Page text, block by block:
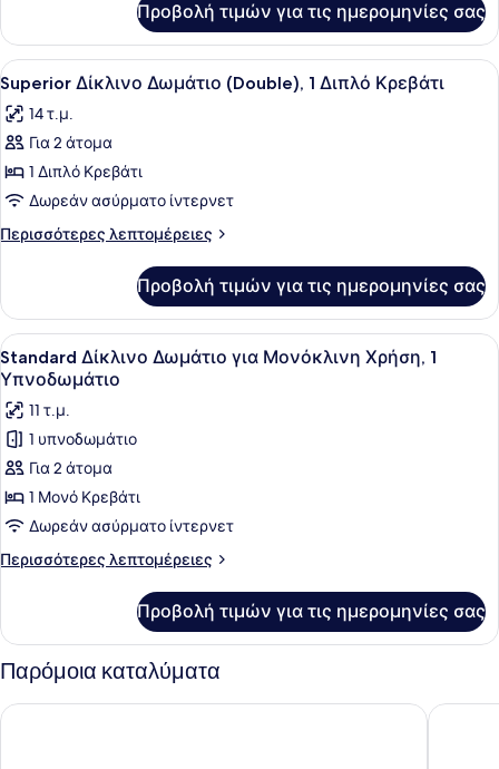
2
Μονά
Κρεβάτια
Δίκλινο
Δωμάτιο
(Twin),
Μονά
Κρεβάτια
Προβολή τιμών για τις ημερομηνίες σας
Προβολή
όλων
των
φωτογραφιών
για
Superior
Δίκλινο
Δωμάτιο
1
Διπλό
Κρεβάτι
Ένα δωμάτιο ξενοδοχείου με ένα
5
Superior Δίκλινο Δωμάτιο (Double), 1 Διπλό Κρεβάτι
14 τ.μ.
Για 2 άτομα
1 Διπλό Κρεβάτι
Δωρεάν ασύρματο ίντερνετ
Περισσότερες λεπτομέρειες
Περισσότερες
Δίκλινο
Δωμάτιο
(Double),
1
Διπλό
Κρεβάτι
Προβολή τιμών για τις ημερομηνίες σας
Προβολή
όλων
των
φωτογραφιών
για
Standard
Δίκλινο
Δωμάτιο
για
Μονόκλινη
1
Υπνοδωμάτιο
Ένα υπνοδωμάτιο με ένα κρεβάτι,
1
Standard Δίκλινο Δωμάτιο για Μονόκλινη Χρήση, 1
Υπνοδωμάτιο
11 τ.μ.
1 υπνοδωμάτιο
Για 2 άτομα
1 Μονό Κρεβάτι
Δωρεάν ασύρματο ίντερνετ
Περισσότερες λεπτομέρειες
Περισσότερες
Δίκλινο
Δωμάτιο
για
Μονόκλινη
Χρήση,
Προβολή τιμών για τις ημερομηνίες σας
Παρόμοια καταλύματα
Lighthouse Hotel Grand